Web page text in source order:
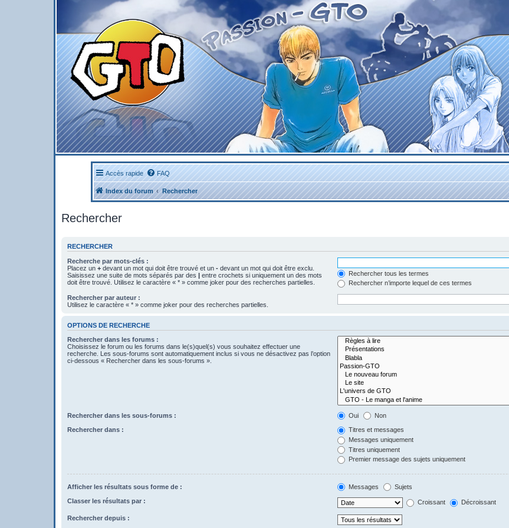
Accès rapide FAQ
Index du forum Rechercher
Rechercher
RECHERCHER
Recherche par mots-clés :
Placez un + devant un mot qui doit être trouvé et un - devant un mot qui doit être exclu.
Saisissez une suite de mots séparés par des | entre crochets si uniquement un des mots
doit être trouvé. Utilisez le caractère « * » comme joker pour des recherches partielles.
Rechercher tous les termes
Rechercher n’importe lequel de ces termes
Rechercher par auteur :
Utilisez le caractère « * » comme joker pour des recherches partielles.
OPTIONS DE RECHERCHE
Rechercher dans les forums :
Choisissez le forum ou les forums dans le(s)quel(s) vous souhaitez effectuer une
recherche. Les sous-forums sont automatiquement inclus si vous ne désactivez pas l’option
ci-dessous « Rechercher dans les sous-forums ».
Rechercher dans les sous-forums : Oui Non
Rechercher dans :
Titres et messages
Messages uniquement
Titres uniquement
Premier message des sujets uniquement
Afficher les résultats sous forme de : Messages Sujets
Classer les résultats par : Croissant Décroissant
Rechercher depuis :